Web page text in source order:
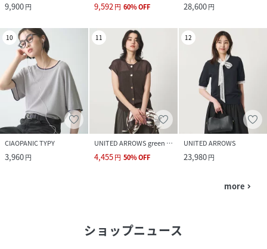
9,900円 9,592 円 60%OFF 28,600円
10
CIAOPANIC TYPY
3,960円
11
UNITED ARROWS green label relaxing
4,455円 50%OFF
12
UNITED ARROWS
23,980円
more navigate_next
ショップニュース